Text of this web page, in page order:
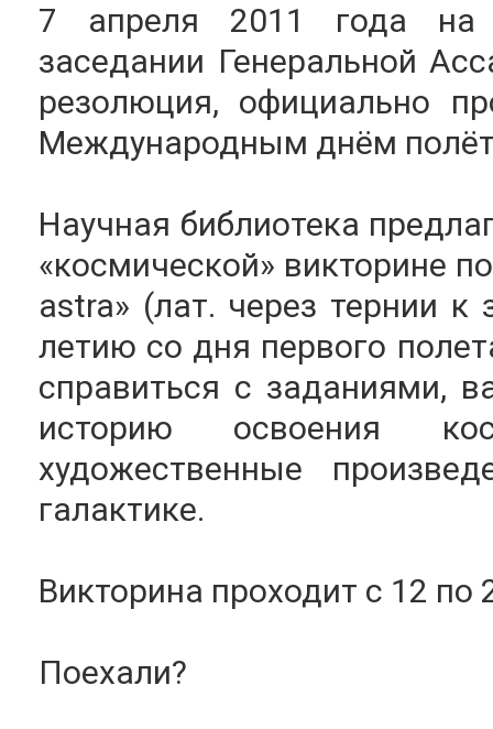
7 апреля 2011 года на
заседании Генеральной
резолюция, официально
Международным днём
Научная библиотека
«космической» викторине
astra» (лат. через тернии
летию со дня первого
справиться с заданиями,
историю освоения
художественные
галактике.
Викторина проходит с 12 по
Поехали?